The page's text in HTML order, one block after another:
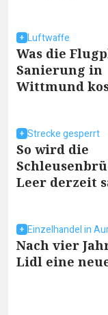
Luftwaffe
Was die
Sanierung in
Wittmund
Strecke gesperrt
So wird die
Leer derzeit
Einzelhandel in
Nach vier
Lidl eine